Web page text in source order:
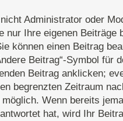
Administrator oder
nur Ihre eigenen Beiträge
können einen Beitrag
Beitrag“-Symbol für
Beitrag anklicken;
begrenzten Zeitraum
möglich. Wenn bereits
hat, wird Ihr